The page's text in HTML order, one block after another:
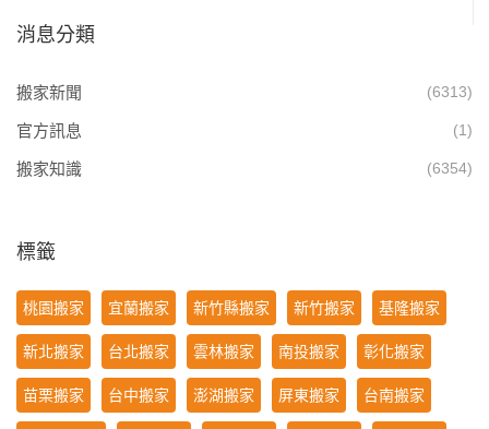
消息分類
搬家新聞 (6313)
官方訊息 (1)
搬家知識 (6354)
標籤
桃園搬家 宜蘭搬家 新竹縣搬家 新竹搬家 基隆搬家
新北搬家 台北搬家 雲林搬家 南投搬家 彰化搬家
苗栗搬家 台中搬家 澎湖搬家 屏東搬家 台南搬家